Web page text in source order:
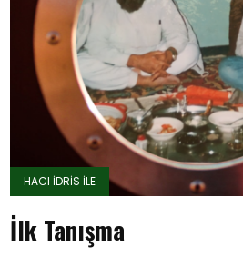
HACI İDRIS İLE
İlk Tanışma